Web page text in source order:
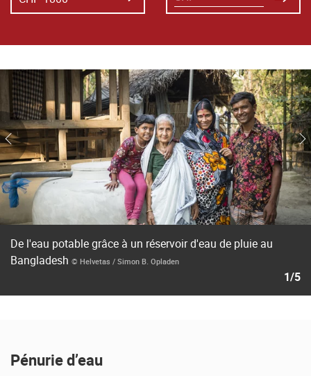
De l'eau potable grâce à un réservoir d'eau de pluie au
Bangladesh © Helvetas / Simon B. Opladen
1/5
Pénurie d’eau